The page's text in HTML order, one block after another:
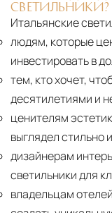
СВЕТИЛЬНИКИ?
Итальянские
людям, которые
инвестировать в
тем, кто хочет,
десятилетиями и
ценителям
выглядел стильно
дизайнерам
светильники для
владельцам